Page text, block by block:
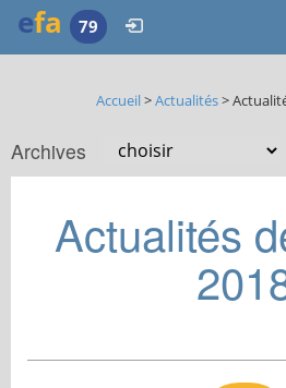
efa 79
Accueil>Actualités>
Archives
Actualités